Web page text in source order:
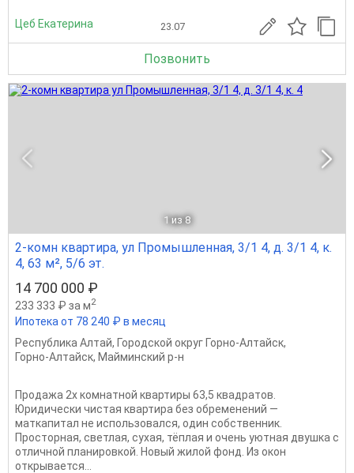
Цеб Екатерина 23.07
Позвонить
1 из 8
2-комн квартира, ул Промышленная, 3/1 4, д. 3/1 4, к.
4, 63 м², 5/6 эт.
14 700 000 ₽
233 333 ₽ за м2
Ипотека от 78 240 ₽ в месяц
Республика Алтай, Городской округ Горно-Алтайск,
Горно-Алтайск, Майминский р-н
Продажа 2х комнатной квартиры 63,5 квадратов.
Юридически чистая квартира без обременений —
маткапитал не использовался, один собственник.
Просторная, светлая, сухая, тёплая и очень уютная двушка с
отличной планировкой. Новый жилой фонд. Из окон
открывается...